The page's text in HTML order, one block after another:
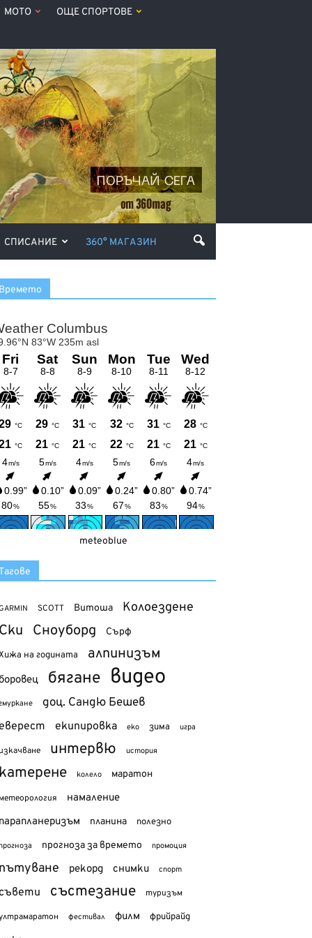
МОТО ОЩЕ СПОРТОВЕ
СПИСАНИЕ 360° МАГАЗИН
meteoblue
SCOTT Витоша Колоездене
Сноуборд Сърф
на годината алпинизъм
бягане видео
доц. Сандю Бешев
екипировка еко зима игра
интервю история
колело маратон
намаление
планина полезно
прогноза за времето промоция
рекорд снимки спорт
състезание туризъм
фестивал филм фрийрайд